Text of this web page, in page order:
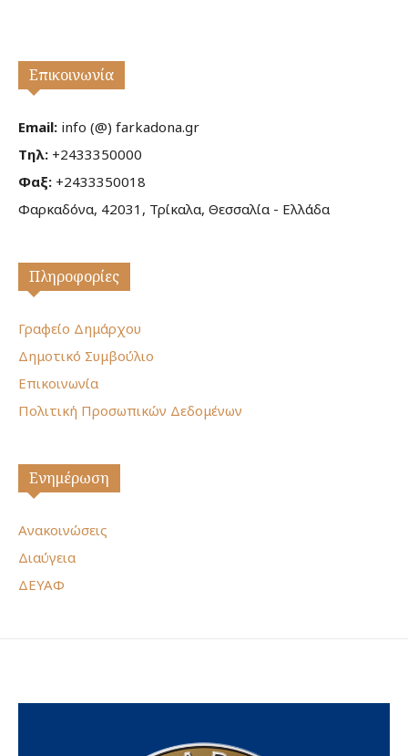
Επικοινωνία
Email: info (@) farkadona.gr
Τηλ: +2433350000
Φαξ: +2433350018
Φαρκαδόνα, 42031, Τρίκαλα, Θεσσαλία - Ελλάδα
Πληροφορίες
Γραφείο Δημάρχου
Δημοτικό Συμβούλιο
Επικοινωνία
Πολιτική Προσωπικών Δεδομένων
Ενημέρωση
Ανακοινώσεις
Διαύγεια
ΔΕΥΑΦ